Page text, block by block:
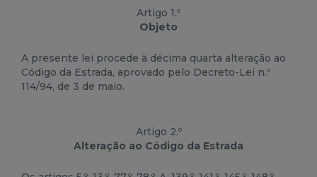
Artigo 1.º
Objeto
A presente lei procede à décima quarta alteração ao
Código da Estrada, aprovado pelo Decreto-Lei n.º
114/94, de 3 de maio.
Artigo 2.º
Alteração ao Código da Estrada